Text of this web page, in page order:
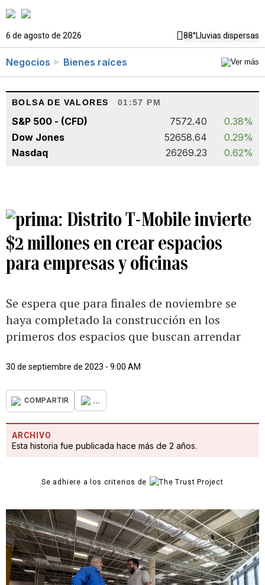
6 de agosto de 2026 88°Lluvias dispersas
Negocios Bienes raíces
BOLSA DE VALORES 01:57 PM
S&P 500 - (CFD) 7572.40
0.38%
Dow Jones
52658.64
0.29%
Nasdaq
26269.23 0.62%
Distrito T-Mobile invierte
$2 millones en crear espacios
para empresas y oficinas
Se espera que para finales de noviembre se
haya completado la construcción en los
primeros dos espacios que buscan arrendar
30 de septiembre de 2023 - 9:00 AM
COMPARTIR ...
ARCHIVO
Esta historia fue publicada hace más de 2 años.
Se adhiere a los criterios de